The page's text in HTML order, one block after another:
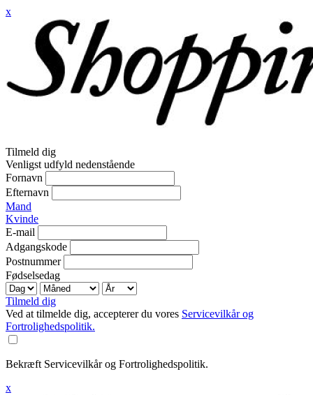
x
Tilmeld dig
Venligst udfyld nedenstående
Fornavn
Efternavn
Mand
Kvinde
E-mail
Adgangskode
Postnummer
Fødselsedag
Tilmeld dig
Ved at tilmelde dig, accepterer du vores Servicevilkår og
Fortrolighedspolitik.
Bekræft Servicevilkår og Fortrolighedspolitik.
x